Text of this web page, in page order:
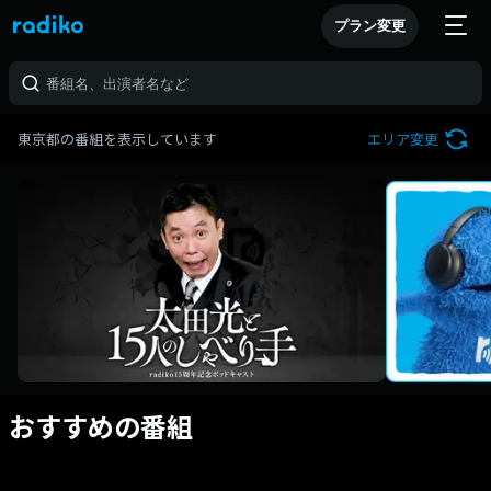
プラン変更
東京都の番組を表示しています エリア変更
おすすめの番組